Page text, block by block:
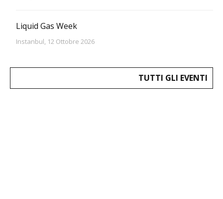
Liquid Gas Week
Instanbul, 12 Ottobre 2026
TUTTI GLI EVENTI